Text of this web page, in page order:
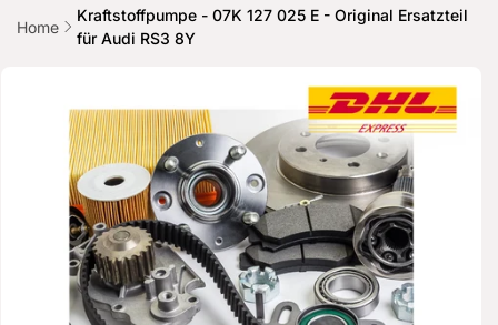
Home
Kraftstoffpumpe - 07K 127 025 E - Original Ersatzteil
für Audi RS3 8Y